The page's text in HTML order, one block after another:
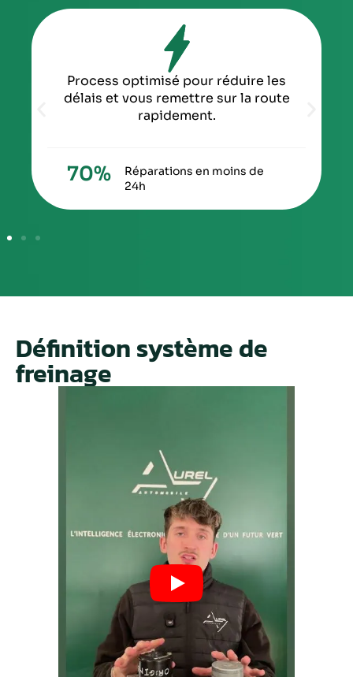
Process optimisé pour réduire les
délais et vous remettre sur la route
rapidement.
Réparations en moins de
24h
70%
Définition système de
freinage